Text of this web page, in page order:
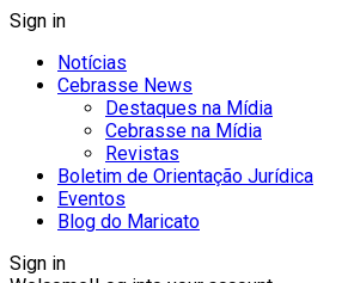
Sign in
Notícias
Cebrasse News
Destaques na Mídia
Cebrasse na Mídia
Revistas
Boletim de Orientação Jurídica
Eventos
Blog do Maricato
Sign in